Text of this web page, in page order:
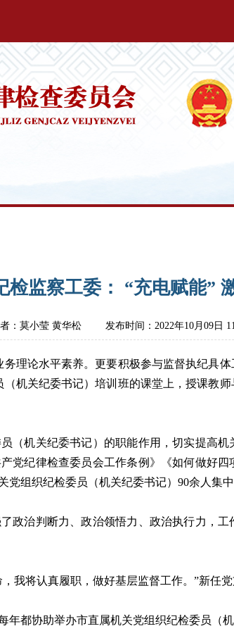
检监察工委： “充电赋能”
：莫小莹 黄华松 发布时间：2022年10月09日
论水平素养。更要积极参与监督执纪具体
机关纪委书记）培训班的课堂上，授课教
机关纪委书记）的职能作用，切实提高机
党纪律检查委员会工作条例》《如何做好
组织纪检委员（机关纪委书记）90余人集中
治判断力、政治领悟力、政治执行力，工
将认真履职，做好基层监督工作。”新任党
都协助举办市直属机关党组织纪检委员（